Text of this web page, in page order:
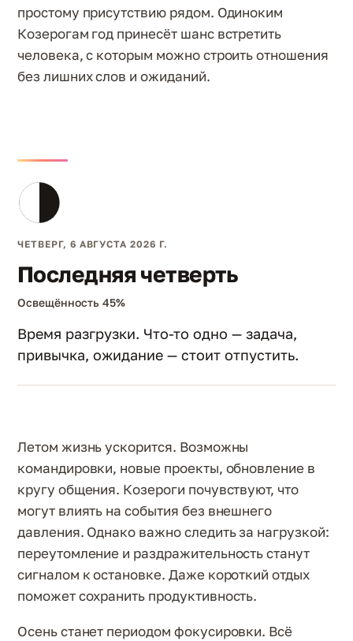
простому присутствию рядом. Одиноким
Козерогам год принесёт шанс встретить
человека, с которым можно строить отношения
без лишних слов и ожиданий.
ЧЕТВЕРГ, 6 АВГУСТА 2026 Г.
Последняя четверть
Освещённость 45%
Время разгрузки. Что-то одно — задача,
привычка, ожидание — стоит отпустить.
Летом жизнь ускорится. Возможны
командировки, новые проекты, обновление в
кругу общения. Козероги почувствуют, что
могут влиять на события без внешнего
давления. Однако важно следить за нагрузкой:
переутомление и раздражительность станут
сигналом к остановке. Даже короткий отдых
поможет сохранить продуктивность.
Осень станет периодом фокусировки. Всё